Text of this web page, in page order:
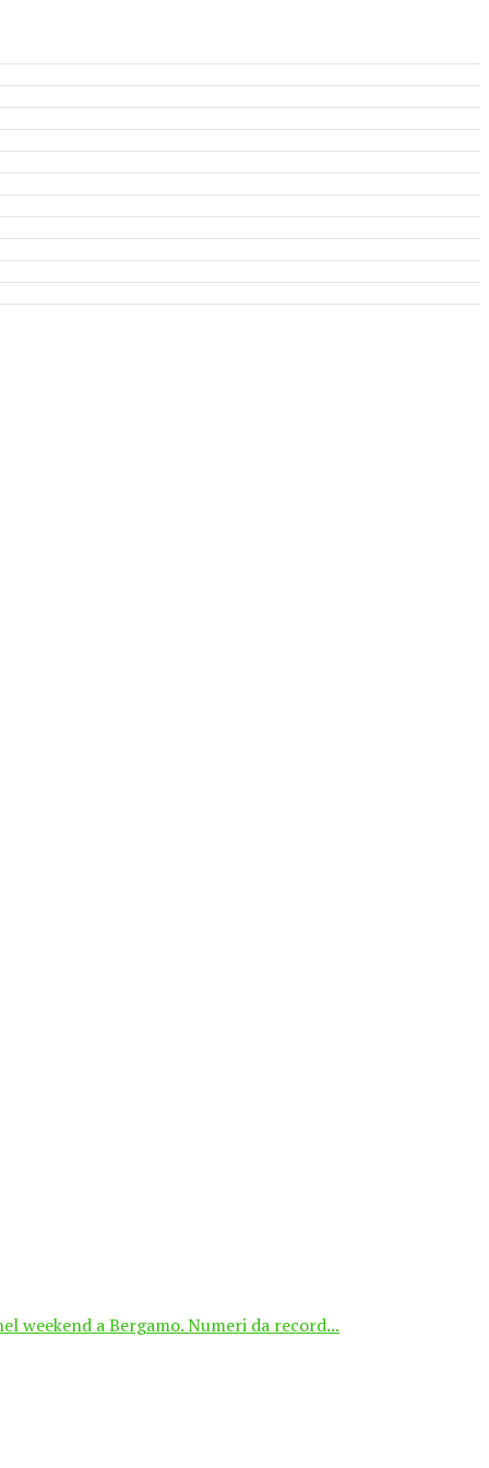
weekend a Bergamo. Numeri da record...